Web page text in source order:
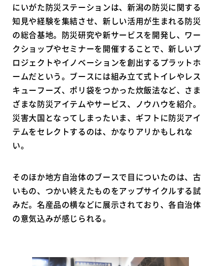
にいがた防災ステーションは、新潟の防災に関する
知見や経験を集結させ、新しい活用が生まれる防災
の総合基地。防災研究や新サービスを開発し、ワー
クショップやセミナーを開催することで、新しいプ
ロジェクトやイノベーションを創出するプラットホ
ームだという。ブースには組み立て式トイレやレス
キューフーズ、ポリ袋をつかった炊飯法など、さま
ざまな防災アイテムやサービス、ノウハウを紹介。
災害大国となってしまったいま、ギフトに防災アイ
テムをセレクトするのは、かなりアリかもしれな
い。
そのほか地方自治体のブースで目についたのは、古
いもの、つかい終えたものをアップサイクルする試
みだ。名産品の横などに展示されており、各自治体
の意気込みが感じられる。